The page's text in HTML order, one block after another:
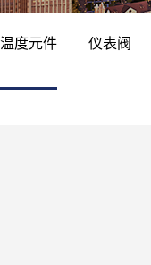
温度元件 仪表阀